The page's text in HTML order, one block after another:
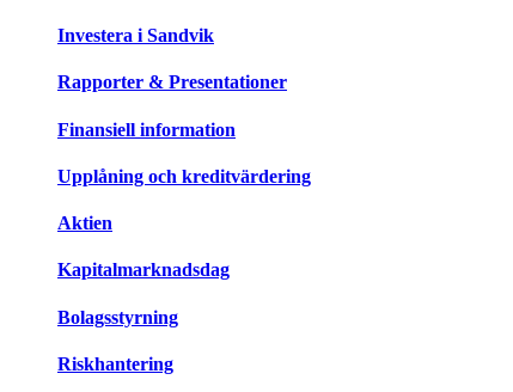
Investera i Sandvik
Rapporter & Presentationer
Finansiell information
Upplåning och kreditvärdering
Aktien
Kapitalmarknadsdag
Bolagsstyrning
Riskhantering